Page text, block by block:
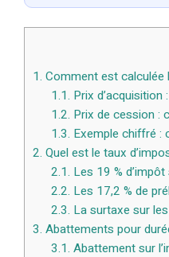
1. Comment est calculée
1.1. Prix
1.2. Prix de cession :
1.3. Exemple chiffré :
2. Quel est le taux
2.1. Les 19 %
2.2. Les 17,2 % de
2.3. La surtaxe sur
3. Abattements pour
3.1. Abattement sur